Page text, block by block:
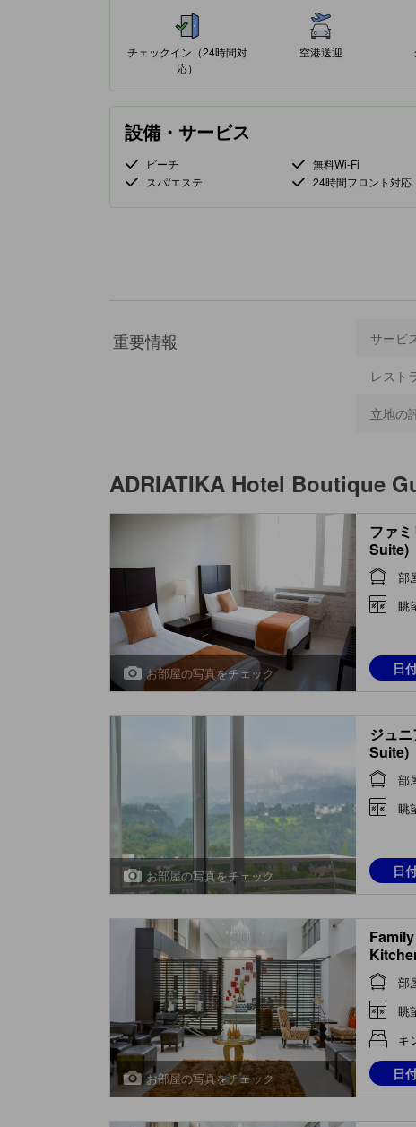
チェックイン（24時間対
応）
空港送迎
設備・サービス
ビーチ 無料Wi-Fi
スパ/エステ
24時間フロント対応
重要情報 サービ
レスト
立地の
ADRIATIKA Hotel Boutique
お部屋の写真をチェック
ファ
Suite)
部
眺
日
お部屋の写真をチェック
ジュ
Suite)
部
眺
日
お部屋の写真をチェック
Bed &
部
眺
日